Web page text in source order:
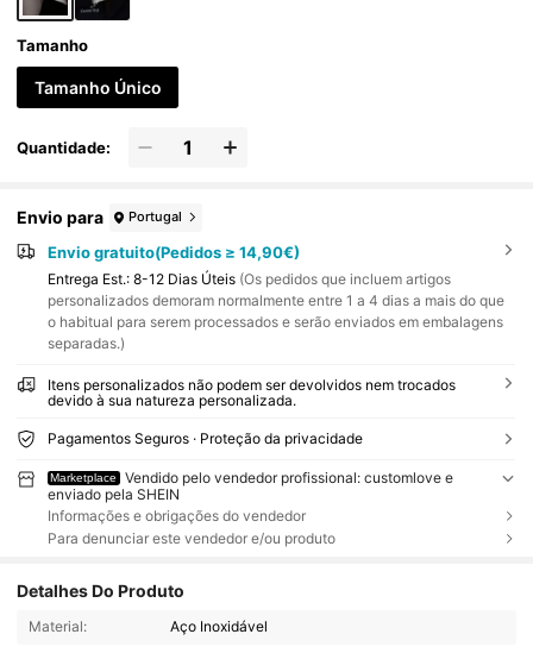
Tamanho
Tamanho Único
Quantidade:
Envio para Portugal
Envio gratuito(Pedidos ≥ 14,90€)
Entrega Est.: 8-12 Dias Úteis (Os pedidos que incluem artigos
personalizados demoram normalmente entre 1 a 4 dias a mais do que
o habitual para serem processados e serão enviados em embalagens
separadas.)
Itens personalizados não podem ser devolvidos nem trocados
devido à sua natureza personalizada.
Pagamentos Seguros · Proteção da privacidade
Marketplace
Vendido pelo vendedor profissional: customlove e
enviado pela SHEIN
Informações e obrigações do vendedor
Para denunciar este vendedor e/ou produto
Detalhes Do Produto
Material: Aço Inoxidável